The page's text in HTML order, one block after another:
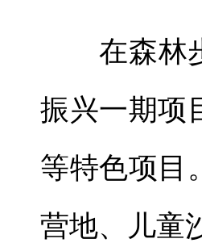
在森林步
振兴一期项
等特色项目
营地、儿童